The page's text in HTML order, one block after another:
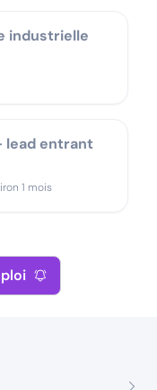
industrielle
lead entrant
1 mois